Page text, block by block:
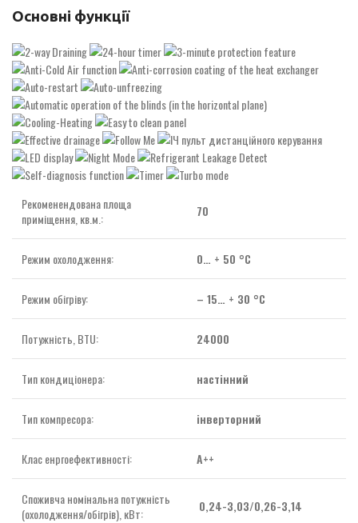
Основні функції
Рекоменендована площа
приміщення, кв.м.:
70
Режим охолодження: 0… + 50 °C
Режим обігріву: – 15… + 30 °C
Потужність, BTU: 24000
Тип кондиціонера: настінний
Тип компресора: інверторний
Клас енргоефективності: А++
Споживча номінальна потужність
(охолодження/обігрів), кВт:
0,24-3,03/0,26-3,14